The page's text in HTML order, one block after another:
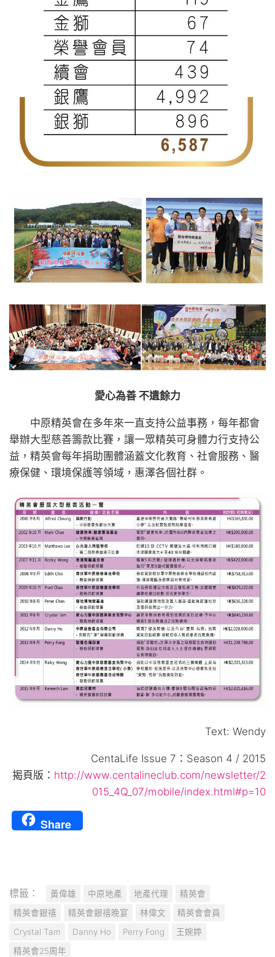
愛心為善 不遺餘力
中原精英會在多年來一直支持公益事務，每年都會
舉辦大型慈善籌款比賽，讓一眾精英可身體力行支持公
益，精英會每年捐助團體涵蓋文化教育、社會服務、醫
療保健、環境保護等領域，惠澤各個社群。
Text: Wendy
CentaLife Issue 7：Season 4 / 2015
揭頁版： http://www.centalineclub.com/newsletter/2
015_4Q_07/mobile/index.html#p=10
Share
標籤： 黃偉雄 中原地產 地產代理
精英會
精英會銀禧
精英會銀禧晚宴 林偉文
精英會會員
Crystal Tam
Danny Ho Perry Fong
王婉婷
精英會25周年